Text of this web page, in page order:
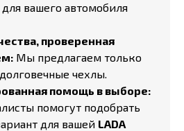
вашего автомобиля
проверенная
Мы предлагаем только
чехлы.
помощь в выборе:
помогут подобрать
для вашей LADA